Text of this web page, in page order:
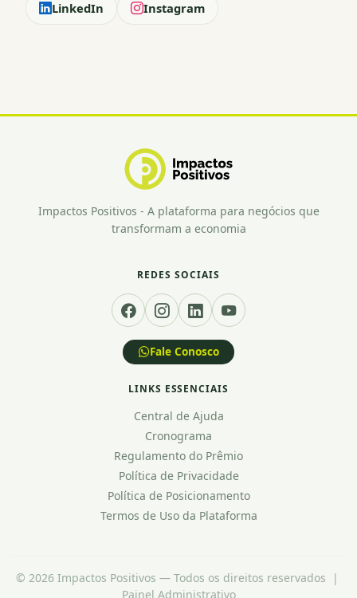
LinkedIn Instagram
Impactos Positivos - A plataforma para negócios que
transformam a economia
REDES SOCIAIS
Fale Conosco
LINKS ESSENCIAIS
Central de Ajuda
Cronograma
Regulamento do Prêmio
Política de Privacidade
Política de Posicionamento
Termos de Uso da Plataforma
© 2026 Impactos Positivos — Todos os direitos reservados |
Painel Administrativo